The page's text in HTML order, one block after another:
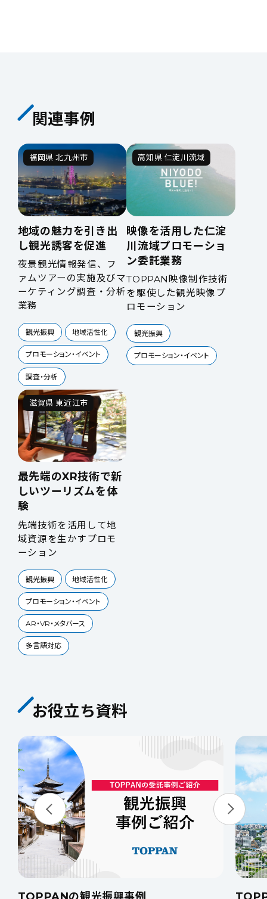
関連事例
福岡県 北九州市
地域の魅力を引き出
し観光誘客を促進
夜景観光情報発信、フ
ァムツアーの実施及びマ
ーケティング調査・分析
業務
観光振興 地域活性化
プロモーション・イベント
調査・分析
高知県 仁淀川流域
映像を活用した仁淀
川流域プロモーショ
ン委託業務
TOPPAN映像制作技術
を駆使した観光映像プ
ロモーション
観光振興
プロモーション・イベント
滋賀県 東近江市
最先端のXR技術で新
しいツーリズムを体
験
先端技術を活用して地
域資源を生かすプロモ
ーション
観光振興 地域活性化
プロモーション・イベント
AR・VR・メタバース
多言語対応
お役立ち資料
TOPPANの観光振興事例